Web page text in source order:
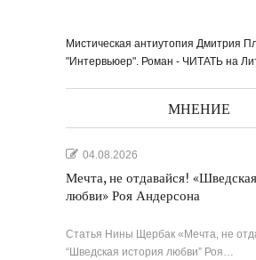
Мистическая антиутопия Дмитрия
"Интервьюер". Роман - ЧИТАТЬ на
МНЕНИЕ
04.08.2026
Мечта, не отдавайся!
любви» Роя Андерсона
Статья Нины Щербак «Мечта, не
“Шведская история любви” Роя…